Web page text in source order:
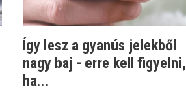
Így lesz a gyanús jelekből
nagy baj - erre kell figyelni,
ha...